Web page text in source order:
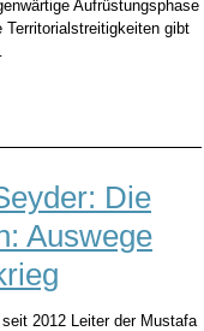
Aufrüstungsphase
gibt
Die
Auswege
2012 Leiter der Mustafa